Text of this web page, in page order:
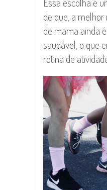
de que, a
de mama ainda
saudável, o que
rotina de